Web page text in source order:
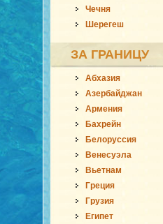
Чечня
Шерегеш
ЗА ГРАНИЦУ
Абхазия
Азербайджан
Армения
Бахрейн
Белоруссия
Венесуэла
Вьетнам
Греция
Грузия
Египет